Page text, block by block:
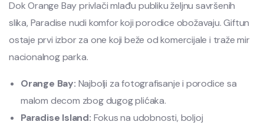
Dok Orange Bay privlači mlađu publiku željnu savršenih
slika, Paradise nudi komfor koji porodice obožavaju. Giftun
ostaje prvi izbor za one koji beže od komercijale i traže mir
nacionalnog parka.
Orange Bay: Najbolji za fotografisanje i porodice sa
malom decom zbog dugog plićaka.
Paradise Island: Fokus na udobnosti, boljoj